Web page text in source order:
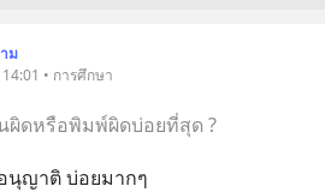
ม
• การศึกษา
ผิดหรือพิมพ์ผิดบ่อยที่สุด ?
นุญาติ บ่อยมากๆ